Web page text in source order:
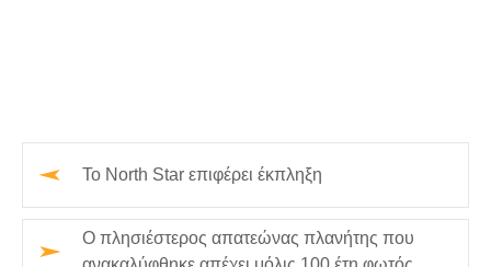
Το North Star επιφέρει έκπληξη
Ο πλησιέστερος απατεώνας πλανήτης που